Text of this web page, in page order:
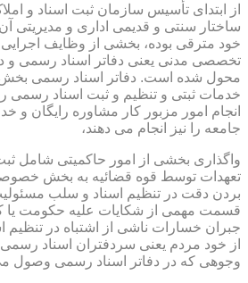
از ابتدای تأسیس سازمان ثبت اسناد و
ساختار سنتی و قدیمی اداری و مدیریتی
خود مترقی بوده، بخشی از وظایف اجرایی
تخصصی مدنی یعنی دفاتر اسناد رسمی و
محول شده است. دفاتر اسناد رسمی
خدمات ثبتی و تنظیم و ثبت اسناد رسمی
انجام امور مزبور کار مشاوره رایگان
جامعه را نیز انجام می دهند،
واگذاری بخشی از امور حاکمیتی شامل
تعهدات توسط قوه قضائیه به بخش
بردن دقت در تنظیم اسناد و سلب
قسمت مهمی از شکایات علیه حکومت یا
جبران خسارات ناشی از اشتباه در
از خود مردم یعنی سردفتران اسناد
وجوهی که در دفاتر اسناد رسمی وصول